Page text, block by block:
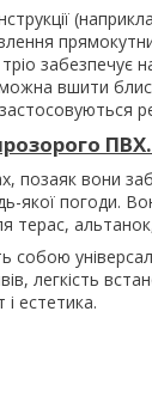
забезпечує
вшити
позаяк вони
якої погоди.
собою
легкість
естетика.